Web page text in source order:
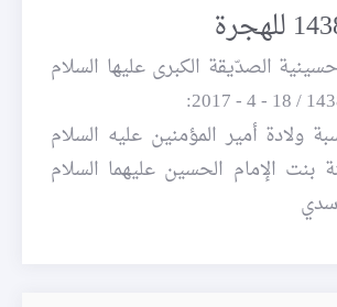
الصدّيقة الكبرى عليها السلام
ولادة أمير المؤمنين عليه السلام
بنت الإمام الحسين عليهما السلام